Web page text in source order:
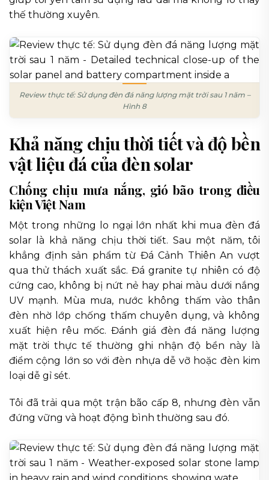
thế thường xuyên.
Review thực tế: Sử dụng đèn đá năng lượng mặt trời sau 1 năm –
Hình 8
Khả năng chịu thời tiết và độ bền
vật liệu đá của đèn solar
Chống chịu mưa nắng, gió bão trong điều
kiện Việt Nam
Một trong những lo ngại lớn nhất khi mua đèn đá
solar là khả năng chịu thời tiết. Sau một năm, tôi
khẳng định sản phẩm từ Đá Cảnh Thiên An vượt
qua thử thách xuất sắc. Đá granite tự nhiên có độ
cứng cao, không bị nứt nẻ hay phai màu dưới nắng
UV mạnh. Mùa mưa, nước không thấm vào thân
đèn nhờ lớp chống thấm chuyên dụng, và không
xuất hiện rêu mốc. Đánh giá đèn đá năng lượng
mặt trời thực tế thường ghi nhận độ bền này là
điểm cộng lớn so với đèn nhựa dễ vỡ hoặc đèn kim
loại dễ gỉ sét.
Tôi đã trải qua một trận bão cấp 8, nhưng đèn vẫn
đứng vững và hoạt động bình thường sau đó.